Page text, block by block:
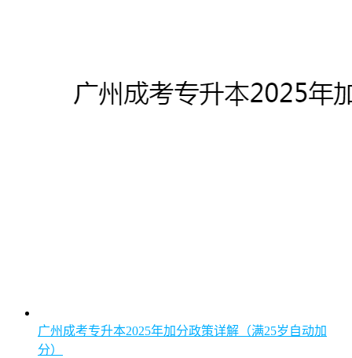
广州成考专升本2025年加分政策详解（满25岁自动加
分）